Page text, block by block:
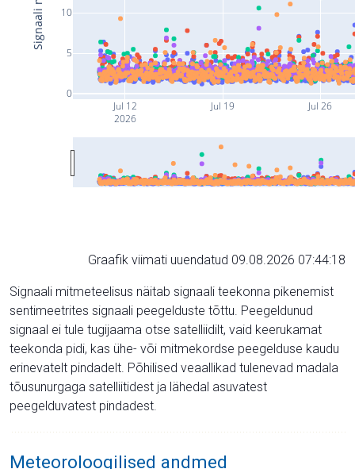
Jul 12
2026
Jul 19 Jul 26
0
5
10
Graafik viimati uuendatud 09.08.2026 07:44:18
Signaali mitmeteelisus näitab signaali teekonna pikenemist
sentimeetrites signaali peegelduste tõttu. Peegeldunud
signaal ei tule tugijaama otse satelliidilt, vaid keerukamat
teekonda pidi, kas ühe- või mitmekordse peegelduse kaudu
erinevatelt pindadelt. Põhilised veaallikad tulenevad madala
tõusunurgaga satelliitidest ja lähedal asuvatest
peegelduvatest pindadest.
Meteoroloogilised andmed